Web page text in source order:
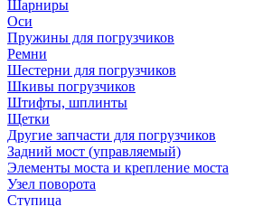
Шарниры
Оси
Пружины для погрузчиков
Ремни
Шестерни для погрузчиков
Шкивы погрузчиков
Штифты, шплинты
Щетки
Другие запчасти для погрузчиков
Задний мост (управляемый)
Элементы моста и крепление моста
Узел поворота
Ступица